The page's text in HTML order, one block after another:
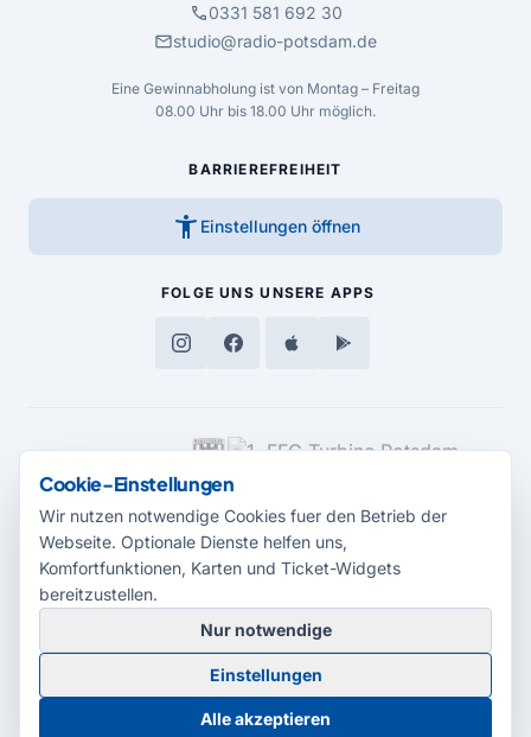
call0331 581 692 30
mailstudio@radio-potsdam.de
Eine Gewinnabholung ist von Montag – Freitag
08.00 Uhr bis 18.00 Uhr möglich.
BARRIEREFREIHEIT
accessibility_new Einstellungen öffnen
FOLGE UNS UNSERE APPS
MEDIENPARTNER
© 2026 Radio Potsdam. Webseite entwickelt durch dieMedienagentur
Babelsberg
BarrierefreiheitserklärungAGBDatenschutzImpressum
Cookie-Einstellungen
Wir nutzen notwendige Cookies fuer den Betrieb der
Webseite. Optionale Dienste helfen uns,
Komfortfunktionen, Karten und Ticket-Widgets
bereitzustellen.
Nur notwendige
Einstellungen
Alle akzeptieren